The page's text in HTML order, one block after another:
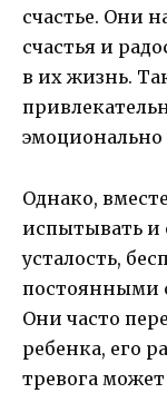
счастье. Они
счастья и
в их жизнь.
Однако,
испытывать и
усталость,
постоянными
Они часто
ребенка, его
тревога